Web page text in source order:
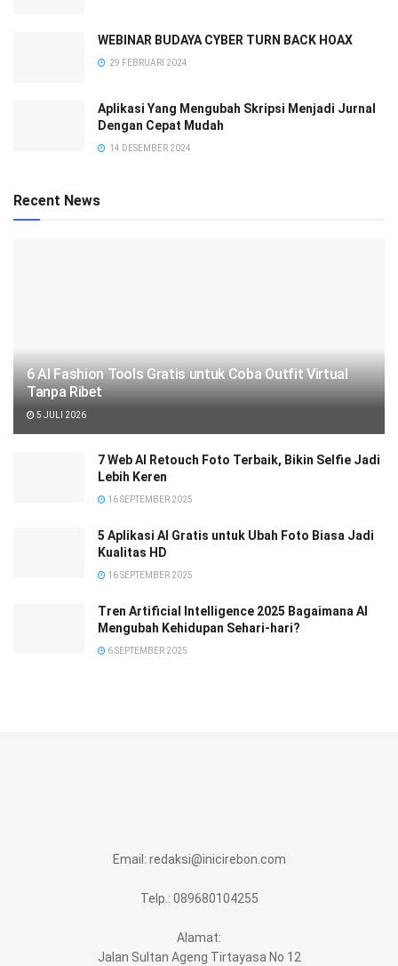
WEBINAR BUDAYA CYBER TURN BACK HOAX
29 FEBRUARI 2024
Aplikasi Yang Mengubah Skripsi Menjadi Jurnal
Dengan Cepat Mudah
14 DESEMBER 2024
Recent News
6 AI Fashion Tools Gratis untuk Coba Outfit Virtual
Tanpa Ribet
5 JULI 2026
7 Web AI Retouch Foto Terbaik, Bikin Selfie Jadi
Lebih Keren
16 SEPTEMBER 2025
5 Aplikasi AI Gratis untuk Ubah Foto Biasa Jadi
Kualitas HD
16 SEPTEMBER 2025
Tren Artificial Intelligence 2025 Bagaimana AI
Mengubah Kehidupan Sehari-hari?
6 SEPTEMBER 2025
Email: redaksi@inicirebon.com
Telp.: 089680104255
Alamat:
Jalan Sultan Ageng Tirtayasa No 12